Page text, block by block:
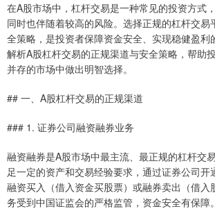
在A股市场中，杠杆交易是一种常见的投资方式
同时也伴随着较高的风险。选择正规的杠杆交易
全策略，是投资者保障资金安全、实现稳健盈利
解析A股杠杆交易的正规渠道与安全策略，帮助
并存的市场中做出明智选择。
## 一、A股杠杆交易的正规渠道
### 1. 证券公司融资融券业务
融资融券是A股市场中最主流、最正规的杠杆交
足一定的资产和交易经验要求，通过证券公司开
融资买入（借入资金买股票）或融券卖出（借入
务受到中国证监会的严格监管，资金安全有保障。